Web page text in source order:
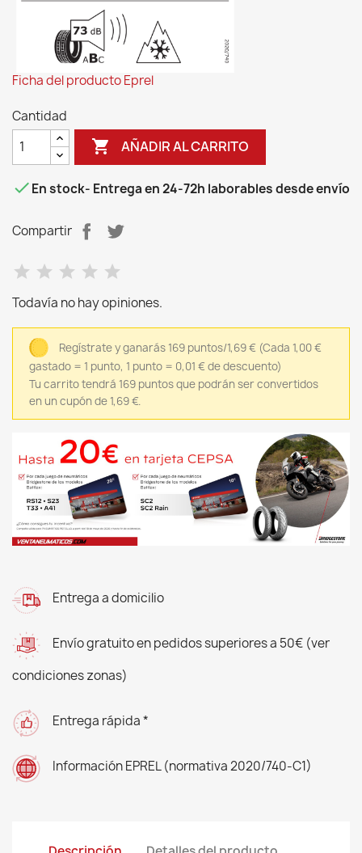
Ficha del producto Eprel
Cantidad
 AÑADIR AL CARRITO
En stock- Entrega en 24-72h laborables desde envío
Compartir
Todavía no hay opiniones.
Regístrate y ganarás 169 puntos/1,69 € (Cada 1,00 €
gastado = 1 punto, 1 punto = 0,01 € de descuento)
Tu carrito tendrá 169 puntos que podrán ser convertidos
en un cupón de 1,69 €.
Entrega a domicilio
Envío gratuito en pedidos superiores a 50€ (ver
condiciones zonas)
Entrega rápida *
Información EPREL (normativa 2020/740-C1)